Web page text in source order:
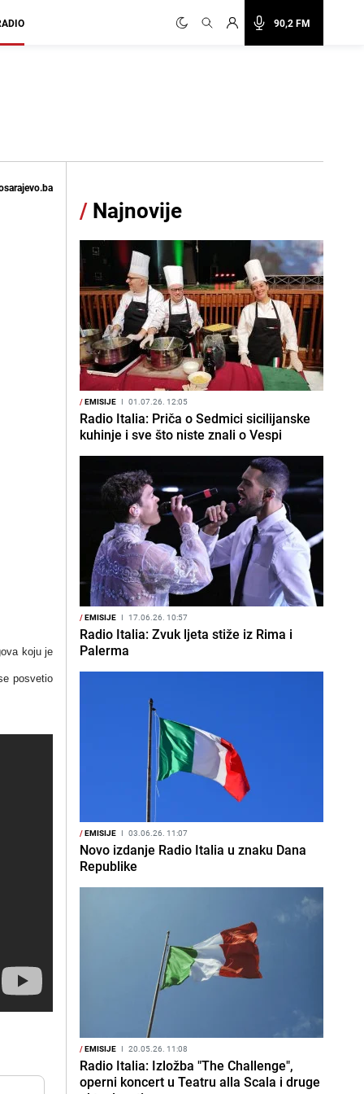
90,2 FM
koju je
posvetio
/ Najnovije
/EMISIJE I 01.07.26. 12:05
Radio Italia: Priča o Sedmici sicilijanske
kuhinje i sve što niste znali o Vespi
/EMISIJE I 17.06.26. 10:57
Radio Italia: Zvuk ljeta stiže iz Rima i
Palerma
/EMISIJE I 03.06.26. 11:07
Novo izdanje Radio Italia u znaku Dana
Republike
/EMISIJE I 20.05.26. 11:08
Radio Italia: Izložba "The Challenge",
operni koncert u Teatru alla Scala i druge